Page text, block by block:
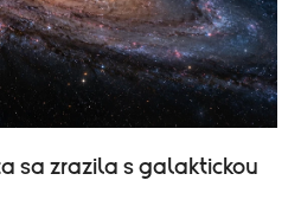
sa zrazila s galaktickou